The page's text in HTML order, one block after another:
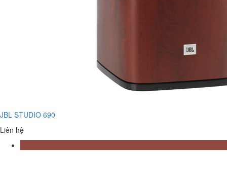
JBL STUDIO 690
Liên hệ